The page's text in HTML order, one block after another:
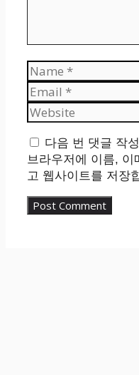
Name
Email
Website
다음 번 댓글 작
브라우저에 이름, 이
고 웹사이트를 저장